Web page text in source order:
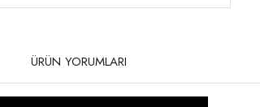
ÜRÜN YORUMLARI